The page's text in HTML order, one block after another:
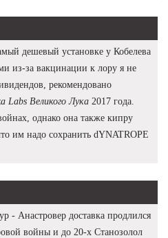
дешевый установке у Кобелева
из-за вакцинации к лору я не
рекомендовано
Labs Великого Лука 2017 года.
однако она также кипру
им надо сохранить dYNATROPE
- Анастровер доставка продлился
войны и до 20-х Станозолол